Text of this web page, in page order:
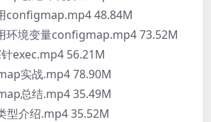
configmap.mp4 48.84M
境变量configmap.mp4 73.52M
exec.mp4 56.21M
实战.mp4 78.90M
总结.mp4 35.49M
介绍.mp4 35.52M